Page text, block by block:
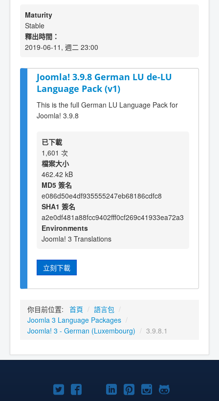
Maturity
Stable
釋出時間：
2019-06-11, 週二 23:00
Joomla! 3.9.8 German LU de-LU
Language Pack (v1)
This is the full German LU Language Pack for
Joomla! 3.9.8
已下載
1,601 次
檔案大小
462.42 kB
MD5 簽名
e086d50e4df935555247eb68186cdfc8
SHA1 簽名
a2e0df481a88fcc9402fff0cf269c41933ea72a3
Environments
Joomla! 3 Translations
立刻下載
你目前位置: 首頁 / 語言包 /
Joomla 3 Language Packages /
Joomla! 3 - German (Luxembourg) / 3.9.8.1
TwitterFacebookYouTube
Linkedln
Pinterest
Instagram
GitHub